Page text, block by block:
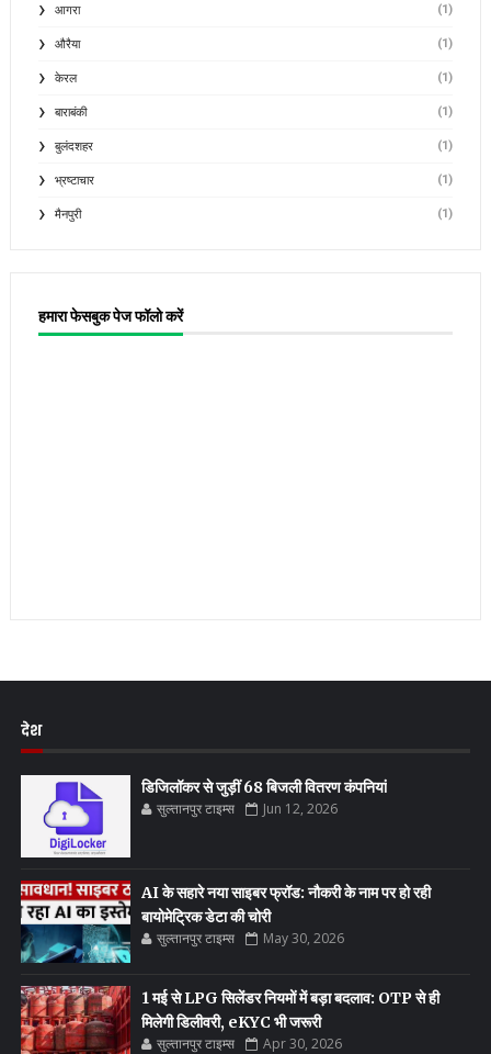
आगरा (1)
औरैया (1)
केरल (1)
बाराबंकी (1)
बुलंदशहर (1)
भ्रष्टाचार (1)
मैनपुरी (1)
हमारा फेसबुक पेज फॉलो करें
देश
डिजिलॉकर से जुड़ीं 68 बिजली वितरण कंपनियां
सुल्तानपुर टाइम्स Jun 12, 2026
AI के सहारे नया साइबर फ्रॉड: नौकरी के नाम पर हो रही
बायोमेट्रिक डेटा की चोरी
सुल्तानपुर टाइम्स May 30, 2026
1 मई से LPG सिलेंडर नियमों में बड़ा बदलाव: OTP से ही
मिलेगी डिलीवरी, eKYC भी जरूरी
सुल्तानपुर टाइम्स Apr 30, 2026